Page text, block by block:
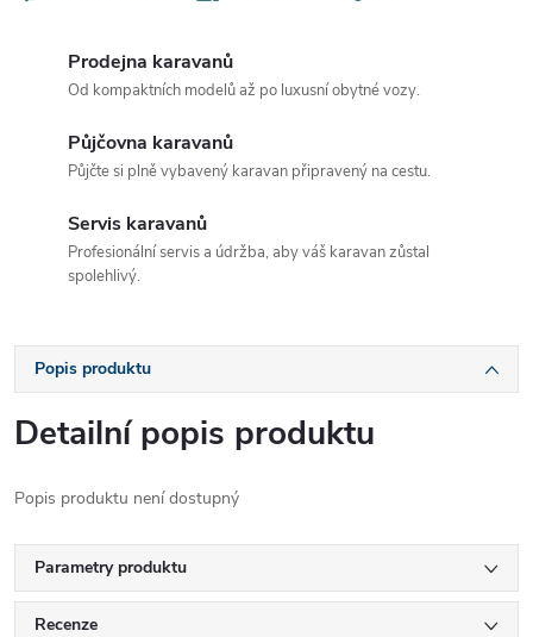
Prodejna karavanů
Od kompaktních modelů až po luxusní obytné vozy.
Půjčovna karavanů
Půjčte si plně vybavený karavan připravený na cestu.
Servis karavanů
Profesionální servis a údržba, aby váš karavan zůstal
spolehlivý.
Popis produktu
Detailní popis produktu
Popis produktu není dostupný
Parametry produktu
Recenze